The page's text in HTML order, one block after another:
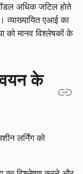
अधिक जटिल होते
व्याख्यायित एआई का
को मानव विश्लेषकों के
के
लर्निंग को